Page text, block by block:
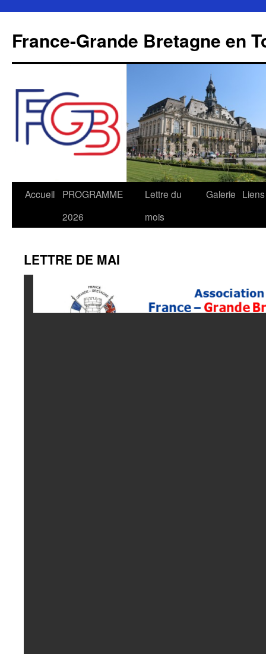
contenu
France-Grande Bretagne en
Accueil
PROGRAMME
2026
Lettre du
mois
Galerie Liens
LETTRE DE MAI